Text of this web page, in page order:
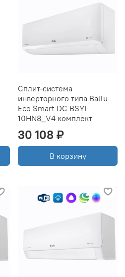
Сплит-система
инверторного типа Ballu
Eco Smart DC BSYI-
10HN8_V4 комплект
30 108 ₽
В корзину